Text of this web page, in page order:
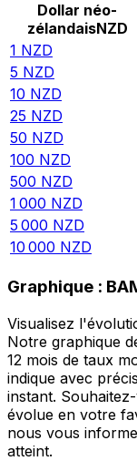
Dollar néo-
zélandaisNZD
1 NZD
5 NZD
10 NZD
25 NZD
50 NZD
100 NZD
500 NZD
1 000 NZD
5 000 NZD
10 000 NZD
Graphique :
Visualisez
Notre graphique
12 mois de taux
indique avec
instant.
évolue en votre
nous vous
atteint.